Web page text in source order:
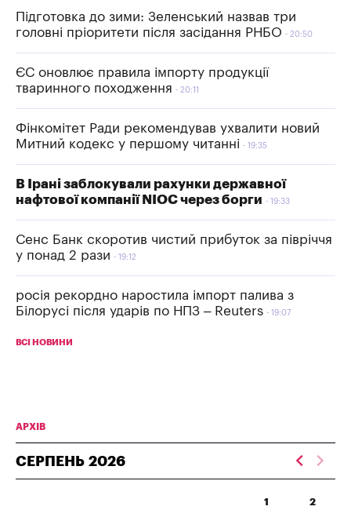
Підготовка до зими: Зеленський назвав три
головні пріоритети після засідання РНБО
20:50
ЄС оновлює правила імпорту продукції
тваринного походження
20:11
Фінкомітет Ради рекомендував ухвалити новий
Митний кодекс у першому читанні
19:35
В Ірані заблокували рахунки державної
нафтової компанії NIOC через борги
19:33
Сенс Банк скоротив чистий прибуток за півріччя
у понад 2 рази
19:12
росія рекордно наростила імпорт палива з
Білорусі після ударів по НПЗ – Reuters
19:07
ВСІ НОВИНИ
АРХІВ
СЕРПЕНЬ 2026
1 2